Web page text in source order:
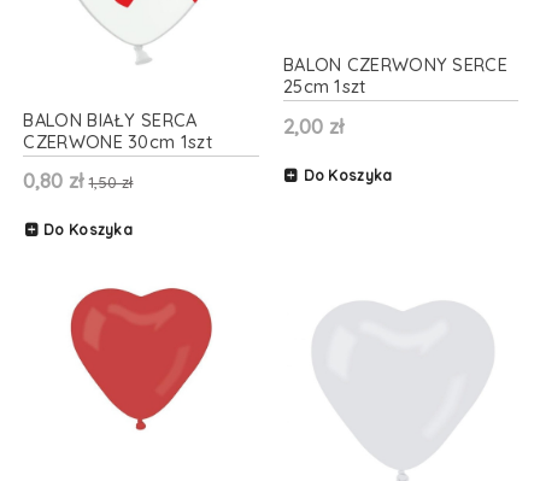
BALON BIAŁY SERCA
CZERWONE 30cm 1szt
0,80 zł 1,50 zł
Do Koszyka
BALON CZERWONY SERCE
25cm 1szt
2,00 zł
Do Koszyka